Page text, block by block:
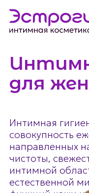
для
Интимная
совокупность
направленных
чистоты,
интимной
естественной